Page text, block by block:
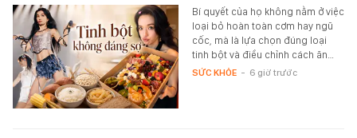
Bí quyết của họ không nằm ở việc
loại bỏ hoàn toàn cơm hay ngũ
cốc, mà là lựa chọn đúng loại
tinh bột và điều chỉnh cách ăn…
SỨC KHỎE - 6 giờ trước